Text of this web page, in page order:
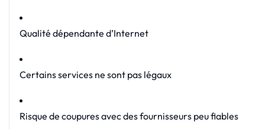
Qualité dépendante d’Internet
Certains services ne sont pas légaux
Risque de coupures avec des fournisseurs peu fiables